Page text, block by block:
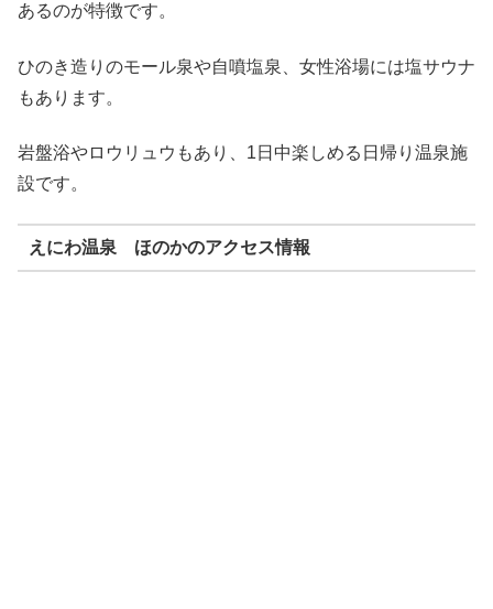
あるのが特徴です。
ひのき造りのモール泉や自噴塩泉、女性浴場には塩サウナ
もあります。
岩盤浴やロウリュウもあり、1日中楽しめる日帰り温泉施
設です。
えにわ温泉 ほのかのアクセス情報